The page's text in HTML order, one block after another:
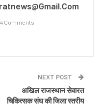
4 Comments
NEXT POST
अखिल राजस्थान सेवारत
चिकित्सक संघ की जिला स्तरीय